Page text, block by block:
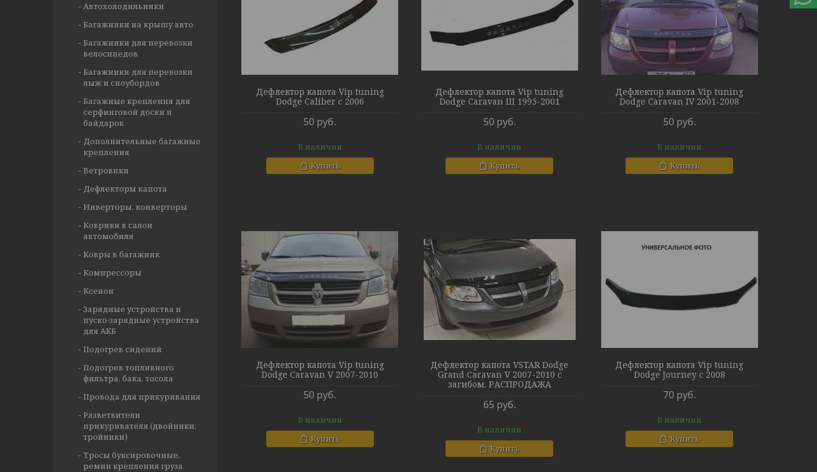
Дефлектор капота Vip tuning
Dodge Caliber c 2006
50 руб.
В наличии
Купить
Дефлектор капота Vip tuning
Dodge Caravan III 1995-2001
50 руб.
В наличии
Купить
Дефлектор капота Vip tuning
Dodge Caravan IV 2001-2008
50 руб.
В наличии
Купить
Дефлектор капота Vip tuning
Dodge Caravan V 2007-2010
50 руб.
В наличии
Купить
Дефлектор капота VSTAR Dodge
Grand Caravan V 2007-2010 с
загибом. РАСПРОДАЖА
65 руб.
В наличии
Купить
Дефлектор капота Vip tuning
Dodge Journey с 2008
70 руб.
В наличии
Купить
Автохолодильники
Багажники на крышу авто
Багажники для перевозки
велосипедов
Багажники для перевозки
лыж и сноубордов
Багажные крепления для
серфинговой доски и
байдарок
Дополнительные багажные
крепления
Ветровики
Дефлекторы капота
Инверторы, конверторы
Коврики в салон
автомобиля
Ковры в багажник
Компрессоры
Ксенон
Зарядные устройства и
пуско-зарядные устройства
для АКБ
Подогрев сидений
Подогрев топливного
фильтра, бака, тосола
Провода для прикуривания
Разветвители
прикуривателя (двойники,
тройники)
Тросы буксировочные,
ремни крепления груза